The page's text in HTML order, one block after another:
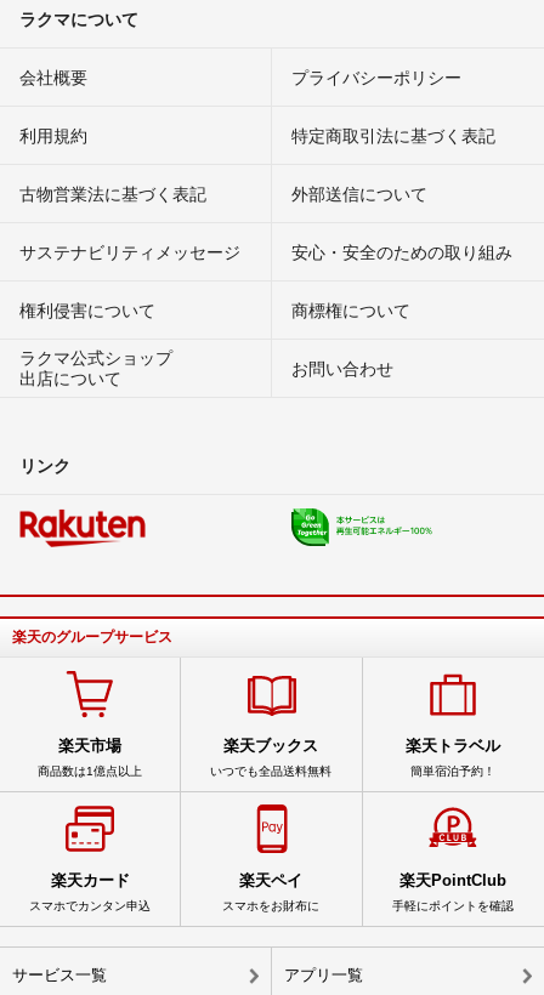
ラクマについて
会社概要 プライバシーポリシー
利用規約 特定商取引法に基づく表記
古物営業法に基づく表記 外部送信について
サステナビリティメッセージ 安心・安全のための取り組み
権利侵害について
商標権について
ラクマ公式ショップ
出店について
お問い合わせ
リンク
楽天のグループサービス
楽天市場
商品数は1億点以上
楽天ブックス
いつでも全品送料無料
楽天トラベル
簡単宿泊予約！
楽天カード
スマホでカンタン申込
楽天ペイ
スマホをお財布に
楽天PointClub
手軽にポイントを確認
サービス一覧 アプリ一覧